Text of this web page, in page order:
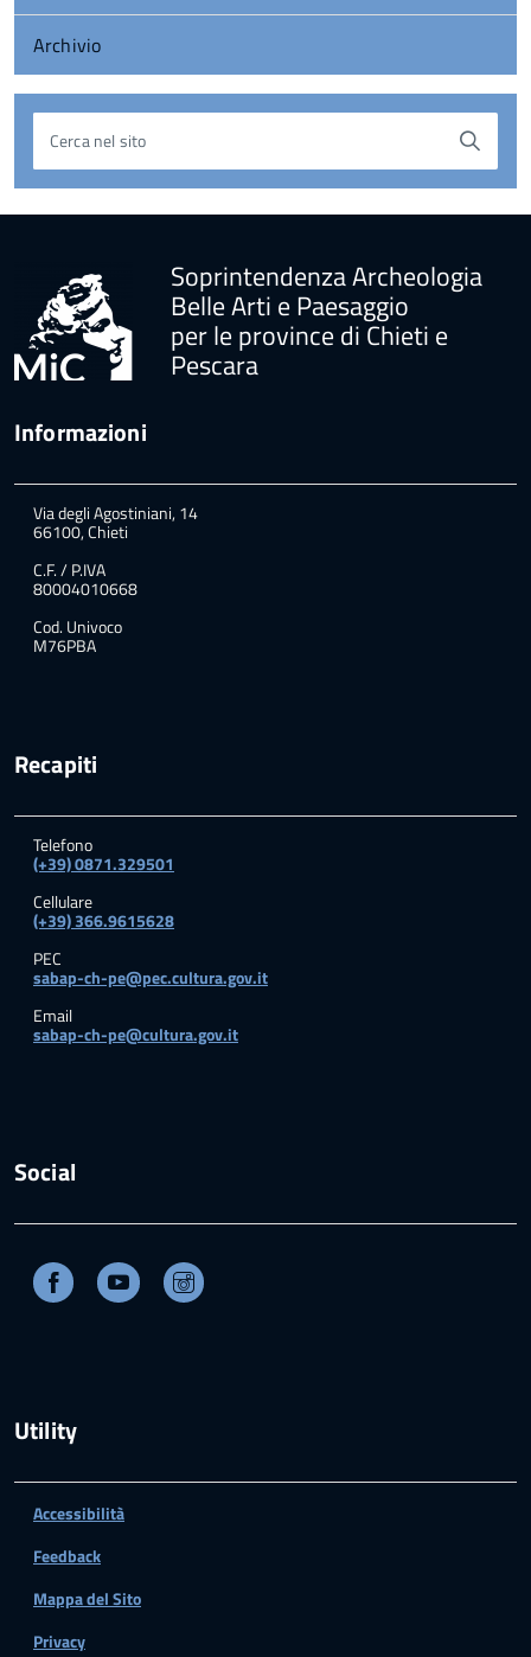
Archivio
Cerca nel sito
all'inizio
Soprintendenza Archeologia
Belle Arti e Paesaggio
per le province di Chieti e
Pescara
Informazioni
Via degli Agostiniani, 14
66100, Chieti
C.F. / P.IVA
80004010668
Cod. Univoco
M76PBA
Recapiti
Telefono
(+39) 0871.329501
Cellulare
(+39) 366.9615628
PEC
sabap-ch-pe@pec.cultura.gov.it
Email
sabap-ch-pe@cultura.gov.it
Social
Facebook Youtube
Utility
Accessibilità
Feedback
Mappa del Sito
Privacy